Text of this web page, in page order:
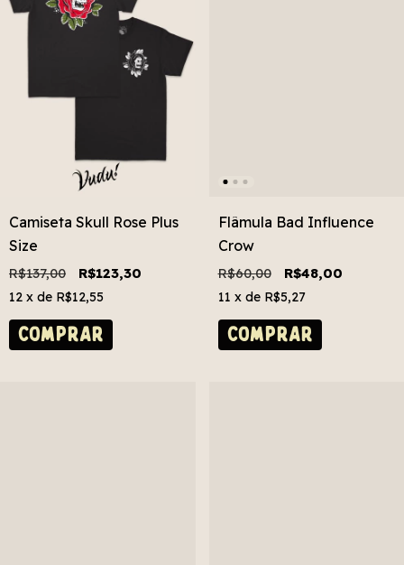
Camiseta Skull Rose Plus
Size
R$137,00 R$123,30
12 x de R$12,55
COMPRAR
Flâmula Bad Influence
Crow
R$60,00 R$48,00
11 x de R$5,27
COMPRAR